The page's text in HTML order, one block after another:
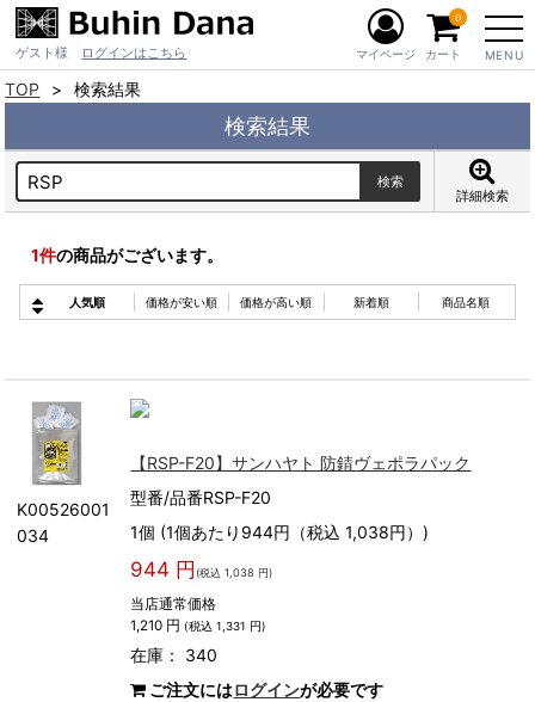
ゲスト様 ログインはこちら MENU
マイページ カート
0
TOP 検索結果
検索結果
詳細検索
1件の商品がございます。
人気順 価格が安い順 価格が高い順 新着順 商品名順
K00526001
034
【RSP-F20】サンハヤト 防錆ヴェポラパック
型番/品番RSP-F20
1個 (1個あたり944円（税込 1,038円）)
944 円 (税込 1,038 円)
当店通常価格
1,210 円 (税込 1,331 円)
在庫： 340
ご注文にはログインが必要です